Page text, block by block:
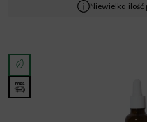
Niewielka